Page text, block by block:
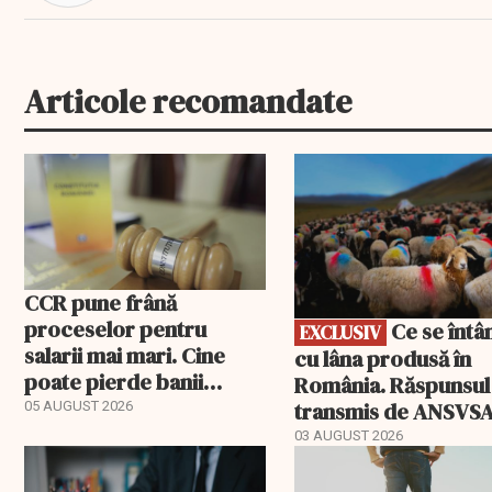
Articole recomandate
CCR pune frână
proceselor pentru
salarii mai mari. Cine
poate pierde banii
ceruți statului
05 AUGUST 2026
EXCLUSIV
EXCLUSIV
cu lâna produsă în
România. Răspunsul
transmis de
03 AUGUST 2026